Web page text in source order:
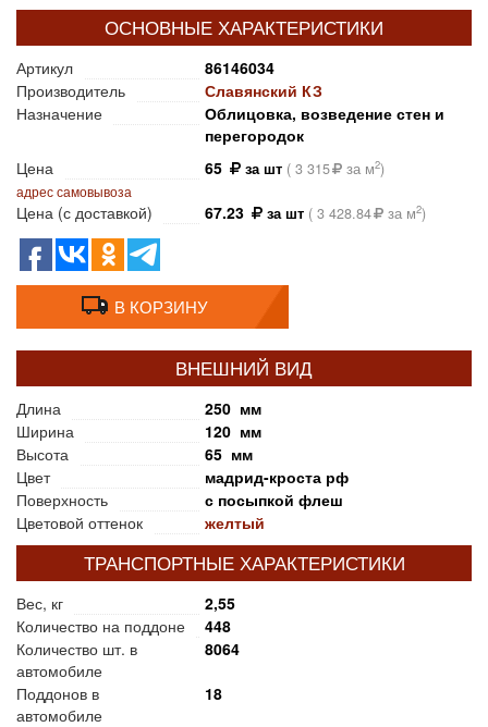
ОСНОВНЫЕ ХАРАКТЕРИСТИКИ
Артикул
86146034
Производитель
Славянский КЗ
Назначение
Облицовка, возведение стен и
перегородок
Цена
65 за шт ( 3 315 за м2)
адрес самовывоза
Цена (с доставкой) 67.23 за шт ( 3 428.84 за м2)
В КОРЗИНУ
ВНЕШНИЙ ВИД
Длина
250 мм
Ширина
120 мм
Высота
65 мм
Цвет
мадрид-кроста рф
Поверхность
с посыпкой флеш
Цветовой оттенок
желтый
ТРАНСПОРТНЫЕ ХАРАКТЕРИСТИКИ
Вес, кг
2,55
Количество на поддоне
448
Количество шт. в
автомобиле
8064
Поддонов в
автомобиле
18